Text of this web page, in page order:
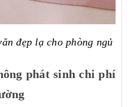
đẹp lạ cho phòng ngủ
phát sinh chi phí